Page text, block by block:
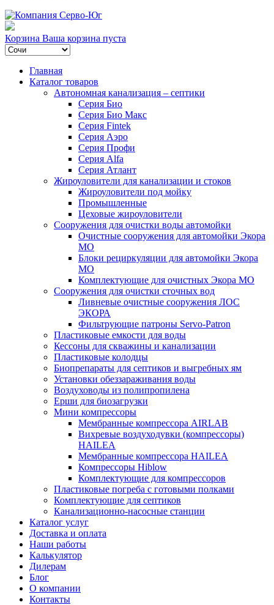
Корзина Ваша корзина пуста
Главная
Каталог товаров
Автономная канализация – септики
Серия Био
Серия Био Макс
Серия Fintek
Серия Аэро
Серия Профи
Серия Alfa
Серия Атлант
Жироуловители для канализации и стоков
Жироуловители под мойку
Промышленные
Цеховые жироуловители
Сооружения для очистки воды автомойки
Очистные сооружения для автомойки Экора
МО
Блоки рециркуляции для автомойки Экора
МО
Комплектующие для очистных Экора МО
Сооружения для очистки сточных вод
Ливневые очистные сооружения ЛОС
ЭКОРА
Фильтрующие патроны Servo-Patron
Пластиковые емкости для воды
Кессоны для скважины и канализации
Пластиковые колодцы
Биопрепараты для септиков и выгребных ям
Установки обеззараживания воды
Воздуховоды из полипропилена
Ерши для биозагрузки
Мини компрессоры
Мембранные компрессора AIRLAB
Вихревые воздуходувки (компрессоры)
HAILEA
Мембранные компрессора HAILEA
Компрессоры Hiblow
Комплектующие для компрессоров
Пластиковые погреба с готовыми полками
Комплектующие для септиков
Канализационно-насосные станции
Каталог услуг
Доставка и оплата
Наши работы
Калькулятор
Дилерам
Блог
О компании
Контакты